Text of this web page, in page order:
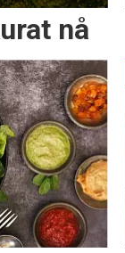
nå